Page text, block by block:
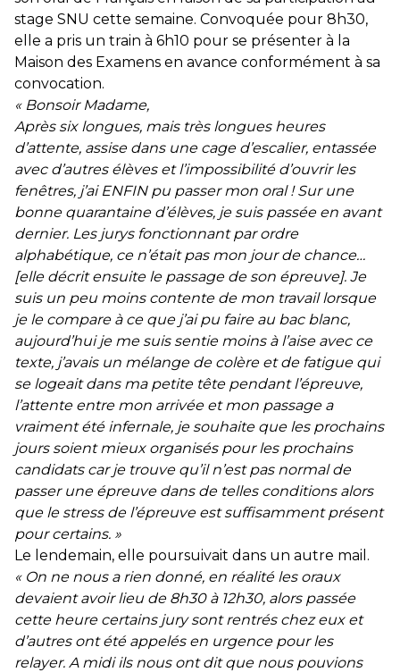
stage SNU cette semaine. Convoquée pour 8h30,
elle a pris un train à 6h10 pour se présenter à la
Maison des Examens en avance conformément à sa
convocation.
« Bonsoir Madame,
Après six longues, mais très longues heures
d’attente, assise dans une cage d’escalier, entassée
avec d’autres élèves et l’impossibilité d’ouvrir les
fenêtres, j’ai ENFIN pu passer mon oral ! Sur une
bonne quarantaine d’élèves, je suis passée en avant
dernier. Les jurys fonctionnant par ordre
alphabétique, ce n’était pas mon jour de chance…
[elle décrit ensuite le passage de son épreuve]. Je
suis un peu moins contente de mon travail lorsque
je le compare à ce que j’ai pu faire au bac blanc,
aujourd’hui je me suis sentie moins à l’aise avec ce
texte, j’avais un mélange de colère et de fatigue qui
se logeait dans ma petite tête pendant l’épreuve,
l’attente entre mon arrivée et mon passage a
vraiment été infernale, je souhaite que les prochains
jours soient mieux organisés pour les prochains
candidats car je trouve qu’il n’est pas normal de
passer une épreuve dans de telles conditions alors
que le stress de l’épreuve est suffisamment présent
pour certains. »
Le lendemain, elle poursuivait dans un autre mail.
« On ne nous a rien donné, en réalité les oraux
devaient avoir lieu de 8h30 à 12h30, alors passée
cette heure certains jury sont rentrés chez eux et
d’autres ont été appelés en urgence pour les
relayer. A midi ils nous ont dit que nous pouvions